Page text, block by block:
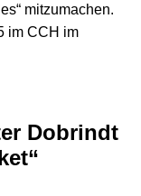
mitzumachen.
im CCH im
Dobrindt